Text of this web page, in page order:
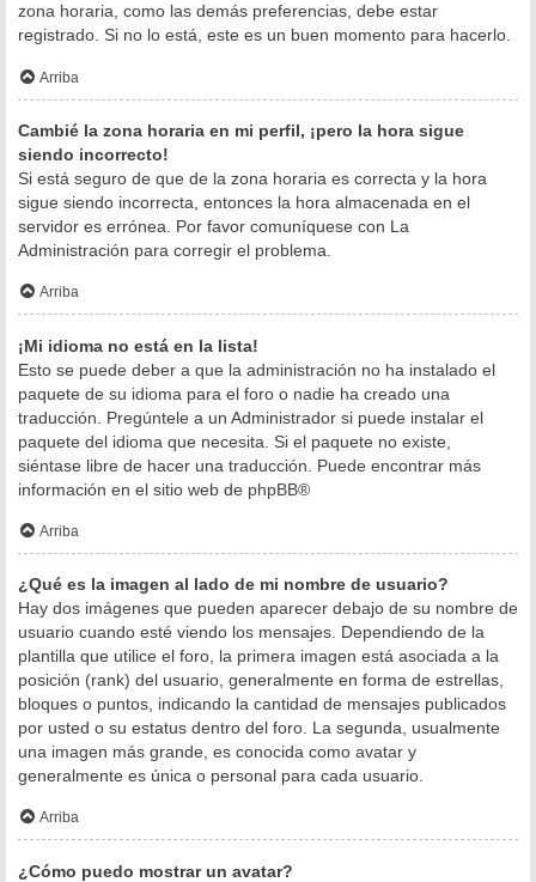
zona horaria, como las demás preferencias, debe estar
registrado. Si no lo está, este es un buen momento para hacerlo.
Arriba
Cambié la zona horaria en mi perfil, ¡pero la hora sigue
siendo incorrecto!
Si está seguro de que de la zona horaria es correcta y la hora
sigue siendo incorrecta, entonces la hora almacenada en el
servidor es errónea. Por favor comuníquese con La
Administración para corregir el problema.
Arriba
¡Mi idioma no está en la lista!
Esto se puede deber a que la administración no ha instalado el
paquete de su idioma para el foro o nadie ha creado una
traducción. Pregúntele a un Administrador si puede instalar el
paquete del idioma que necesita. Si el paquete no existe,
siéntase libre de hacer una traducción. Puede encontrar más
información en el sitio web de phpBB®
Arriba
¿Qué es la imagen al lado de mi nombre de usuario?
Hay dos imágenes que pueden aparecer debajo de su nombre de
usuario cuando esté viendo los mensajes. Dependiendo de la
plantilla que utilice el foro, la primera imagen está asociada a la
posición (rank) del usuario, generalmente en forma de estrellas,
bloques o puntos, indicando la cantidad de mensajes publicados
por usted o su estatus dentro del foro. La segunda, usualmente
una imagen más grande, es conocida como avatar y
generalmente es única o personal para cada usuario.
Arriba
¿Cómo puedo mostrar un avatar?